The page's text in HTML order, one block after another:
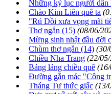
Những kỷ lục người dân
Chào Kim Liên quê ta
"Rú Dồi xưa vọng mãi
Thơ ngắn (15) (08/06/
Mừng sinh nhật đầu đời
Chùm thơ ngắn (14) (30/
Chiều Nha Trang (22/
Bảng lảng chiều quê
Đường gắn mác "Công
Tháng Tư thức giấc (13/